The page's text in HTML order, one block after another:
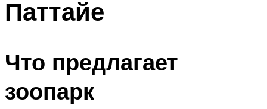
Паттайе
Что предлагает
зоопарк